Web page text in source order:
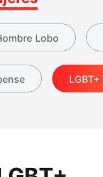
Lobo
LGBT+